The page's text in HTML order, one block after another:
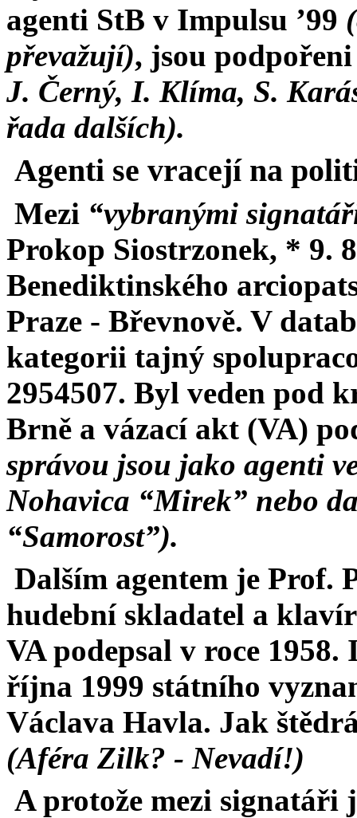
agenti StB v Impulsu ’99
převažují), jsou
J. Černý, I. Klíma, S.
řada dalších).
Agenti se vracejí na
Mezi “vybranými
Prokop Siostrzonek, * 9.
Benediktinského
Praze - Břevnově. V
kategorii tajný
2954507. Byl veden pod
Brně a vázací akt (VA)
správou jsou jako agenti
Nohavica “Mirek” nebo
“Samorost”).
Dalším agentem je Prof.
hudební skladatel a
VA podepsal v roce 1958.
října 1999 státního
Václava Havla. Jak
(Aféra Zilk? - Nevadí!)
A protože mezi